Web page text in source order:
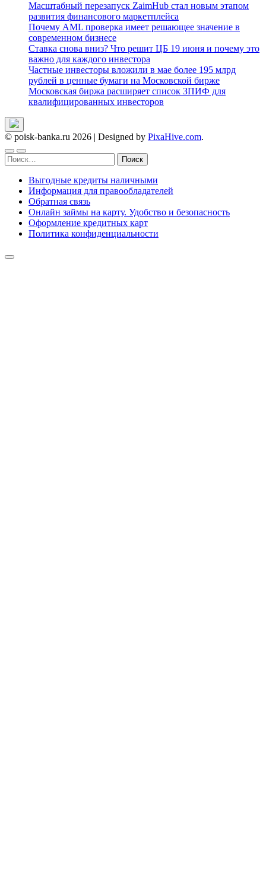
Масштабный перезапуск ZaimHub стал новым этапом
развития финансового маркетплейса
Почему AML проверка имеет решающее значение в
современном бизнесе
Ставка снова вниз? Что решит ЦБ 19 июня и почему это
важно для каждого инвестора
Частные инвесторы вложили в мае более 195 млрд
рублей в ценные бумаги на Московской бирже
Московская биржа расширяет список ЗПИФ для
квалифицированных инвесторов
© poisk-banka.ru 2026 | Designed by PixaHive.com.
Найти:
Выгодные кредиты наличными
Информация для правообладателей
Обратная связь
Онлайн займы на карту. Удобство и безопасность
Оформление кредитных карт
Политика конфиденциальности